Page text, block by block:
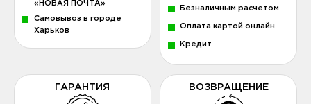
«НОВАЯ ПОЧТА»
Самовывоз в городе
Харьков
Безналичным расчетом
Оплата картой онлайн
Кредит
ГАРАНТИЯ ВОЗВРАЩЕНИЕ